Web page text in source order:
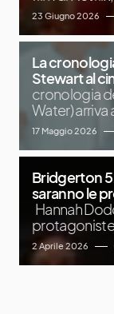
23 Giugno 2026
La
Stewart al
cronologia
Water) arriva
17 Maggio 2026
Bridgerton
saranno le
Hannah
2 Aprile 2026